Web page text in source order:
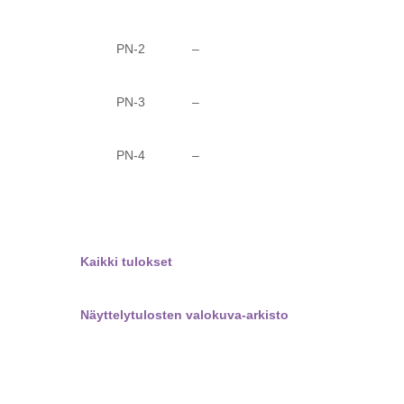
PN-2 –
PN-3 –
PN-4 –
Kaikki tulokset
Näyttelytulosten valokuva-arkisto